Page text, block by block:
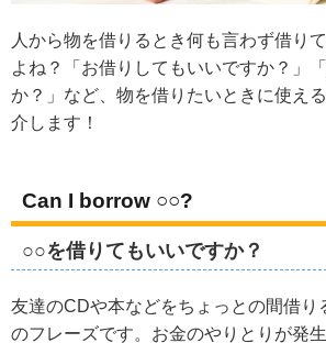
人から物を借りるとき何も言わず借り
よね？「お借りしてもいいですか？」
か？」など、物を借りたいときに使え
介します！
Can I borrow ○○?
○○を借りてもいいですか？
友達のCDや本などをちょっとの間借り
のフレーズです。お金のやりとりが発